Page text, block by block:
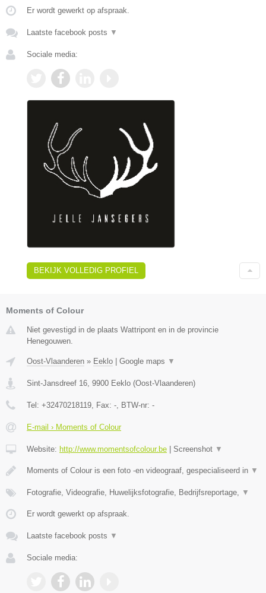
Er wordt gewerkt op afspraak.
Laatste facebook posts ▼
Sociale media:
BEKIJK VOLLEDIG PROFIEL
Moments of Colour
Niet gevestigd in de plaats Wattripont en in de provincie
Henegouwen.
Oost-Vlaanderen » Eeklo | Google maps ▼
Sint-Jansdreef 16 9900 Eeklo (Oost-Vlaanderen)
Tel: +32470218119 , Fax: - , BTW-nr: -
E-mail › Moments of Colour
Website: http://www.momentsofcolour.be | Screenshot ▼
Moments of Colour is een foto -en videograaf, gespecialiseerd in ▼
Fotografie, Videografie, Huwelijksfotografie, Bedrijfsreportage, ▼
Er wordt gewerkt op afspraak.
Laatste facebook posts ▼
Sociale media: